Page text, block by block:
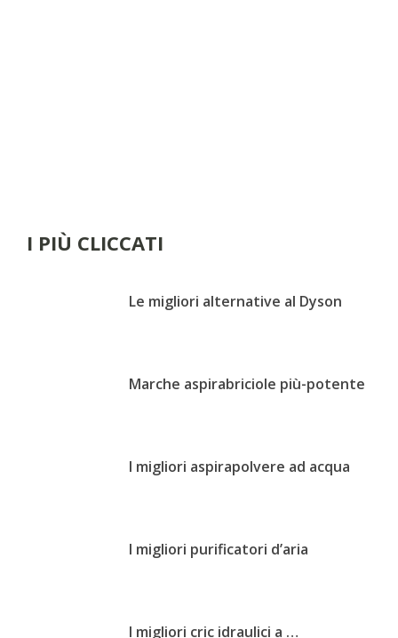
I PIÙ CLICCATI
Le migliori alternative al Dyson
Marche aspirabriciole più-potente
I migliori aspirapolvere ad acqua
I migliori purificatori d’aria
I migliori cric idraulici a …